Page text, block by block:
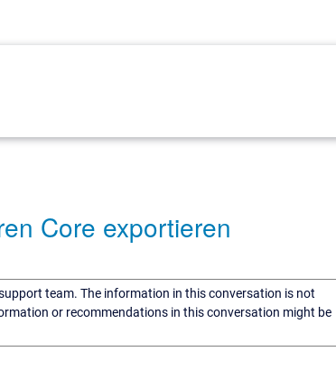
Core exportieren
team. The information in this conversation is not
or recommendations in this conversation might be